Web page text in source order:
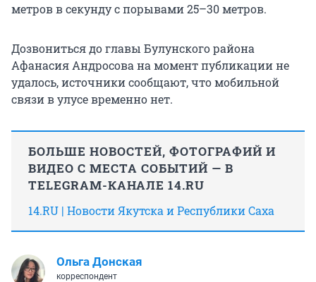
метров в секунду с порывами 25–30 метров.
Дозвониться до главы Булунского района
Афанасия Андросова на момент публикации не
удалось, источники сообщают, что мобильной
связи в улусе временно нет.
БОЛЬШЕ НОВОСТЕЙ, ФОТОГРАФИЙ И
ВИДЕО С МЕСТА СОБЫТИЙ — В
TELEGRAM-КАНАЛЕ 14.RU
14.RU | Новости Якутска и Республики Саха
Ольга Донская
корреспондент